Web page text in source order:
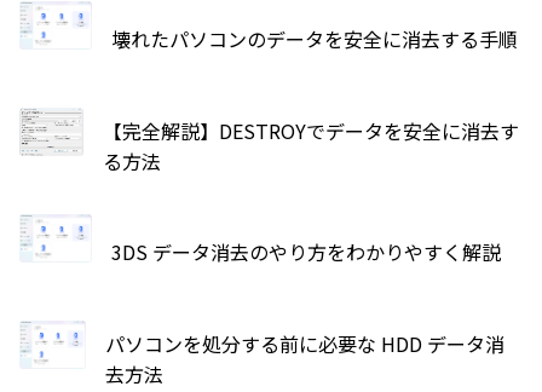
壊れたパソコンのデータを安全に消去する手順
【完全解説】DESTROYでデータを安全に消去す
る方法
3DS データ消去のやり方をわかりやすく解説
パソコンを処分する前に必要な HDD データ消
去方法